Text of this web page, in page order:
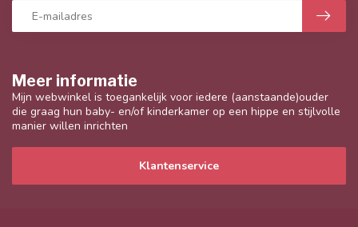
Meer informatie
Mijn webwinkel is toegankelijk voor iedere (aanstaande)ouder
die graag hun baby- en/of kinderkamer op een hippe en stijlvolle
manier willen inrichten
Klantenservice